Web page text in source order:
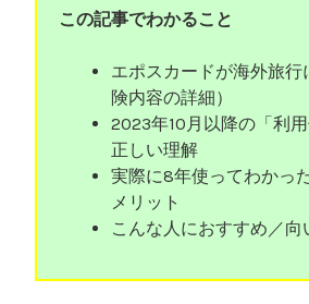
この記事でわかること
エポスカードが海外旅行
険内容の詳細）
2023年10月以降の「利
正しい理解
実際に8年使ってわかっ
メリット
こんな人におすすめ／向